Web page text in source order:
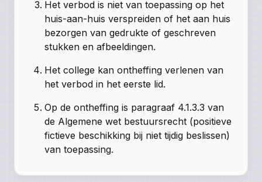
Het verbod is niet van toepassing op het
huis-aan-huis verspreiden of het aan huis
bezorgen van gedrukte of geschreven
stukken en afbeeldingen.
Het college kan ontheffing verlenen van
het verbod in het eerste lid.
Op de ontheffing is paragraaf 4.1.3.3 van
de Algemene wet bestuursrecht (positieve
fictieve beschikking bij niet tijdig beslissen)
van toepassing.